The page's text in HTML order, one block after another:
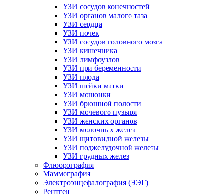
УЗИ сосудов конечностей
УЗИ органов малого таза
УЗИ сердца
УЗИ почек
УЗИ сосудов головного мозга
УЗИ кишечника
УЗИ лимфоузлов
УЗИ при беременности
УЗИ плода
УЗИ шейки матки
УЗИ мошонки
УЗИ брюшной полости
УЗИ мочевого пузыря
УЗИ женских органов
УЗИ молочных желез
УЗИ щитовидной железы
УЗИ поджелудочной железы
УЗИ грудных желез
Флюорография
Маммография
Электроэнцефалография (ЭЭГ)
Рентген